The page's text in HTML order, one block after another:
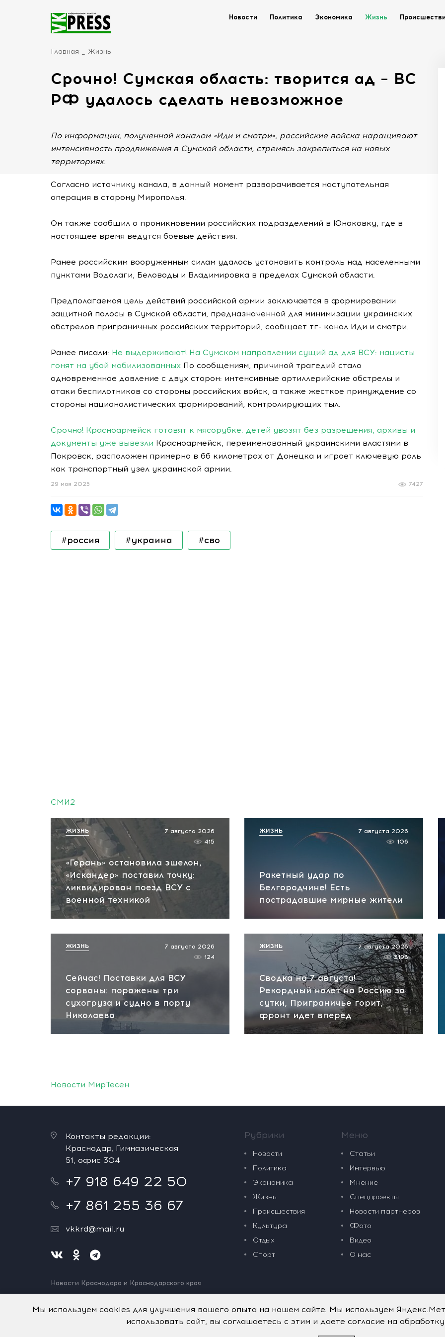
Новости Политика Экономика Жизнь
Главная Жизнь
Срочно! Сумская область: творится ад – ВС
РФ удалось сделать невозможное
По информации, полученной каналом «Иди и смотри», российские войска наращивают
интенсивность продвижения в Сумской области, стремясь закрепиться на новых
территориях.
Согласно источнику канала, в данный момент разворачивается наступательная
операция в сторону Мирополья.
Он также сообщил о проникновении российских подразделений в Юнаковку, где в
настоящее время ведутся боевые действия.
Ранее российским вооруженным силам удалось установить контроль над населенными
пунктами Водолаги, Беловоды и Владимировка в пределах Сумской области.
Предполагаемая цель действий российской армии заключается в формировании
защитной полосы в Сумской области, предназначенной для минимизации украинских
обстрелов приграничных российских территорий, сообщает тг- канал Иди и смотри.
Ранее писали: Не выдерживают! На Сумском направлении сущий ад для ВСУ: нацисты
гонят на убой мобилизованных По сообщениям, причиной трагедий стало
одновременное давление с двух сторон: интенсивные артиллерийские обстрелы и
атаки беспилотников со стороны российских войск, а также жесткое принуждение со
стороны националистических формирований, контролирующих тыл.
Срочно! Красноармейск готовят к мясорубке: детей увозят без разрешения, архивы и
документы уже вывезли Красноармейск, переименованный украинскими властями в
Покровск, расположен примерно в 66 километрах от Донецка и играет ключевую роль
как транспортный узел украинской армии.
7427
29 мая 2025
#россия #украина #сво
СМИ2
«Герань» остановила эшелон,
«Искандер» поставил точку:
ликвидирован поезд ВСУ с
военной техникой
7 августа 2026
415
ЖИЗНЬ
Ракетный удар по
Белгородчине! Есть
пострадавшие мирные жители
7 августа 2026
106
ЖИЗНЬ
Сейчас! Поставки для ВСУ
сорваны: поражены три
сухогруза и судно в порту
Николаева
7 августа 2026
124
ЖИЗНЬ
Сводка на 7 августа!
Рекордный налет на Россию за
сутки, Приграничье горит,
фронт идет вперед
7 августа 2026
3193
ЖИЗНЬ
Новости МирТесен
Контакты редакции:
Краснодар, Гимназическая
51, офис 304
+7 918 649 22 50
+7 861 255 36 67
vkkrd@mail.ru
Новости Краснодара и Краснодарского края
Нашли ошибку? Выделите и нажмите Ctrl+Enter.
Рубрики
Новости
Политика
Экономика
Жизнь
Происшествия
Культура
Отдых
Спорт
Меню
Статьи
Интервью
Мнение
Спецпроекты
Новости партнеров
Фото
Видео
О нас
Мы используем cookies для улучшения вашего опыта на нашем сайте. Мы используем
использовать сайт, вы соглашаетесь с этим и даете согласие на